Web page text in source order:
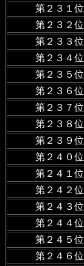
第２３１位
第２３２位
第２３３位
第２３４位
第２３５位
第２３６位
第２３７位
第２３８位
第２３９位
第２４０位
第２４１位
第２４２位
第２４３位
第２４４位
第２４５位
第２４６位